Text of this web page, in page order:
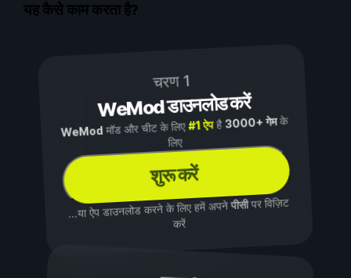
यह कैसे काम करता है?
चरण 1
WeMod डाउनलोड करें
WeMod मॉड और चीट के लिए#1 ऐपहै3000+ गेमके
लिए
शुरू करें
...या ऐप डाउनलोड करने के लिए हमें अपनेपीसीपर विज़िट
करें